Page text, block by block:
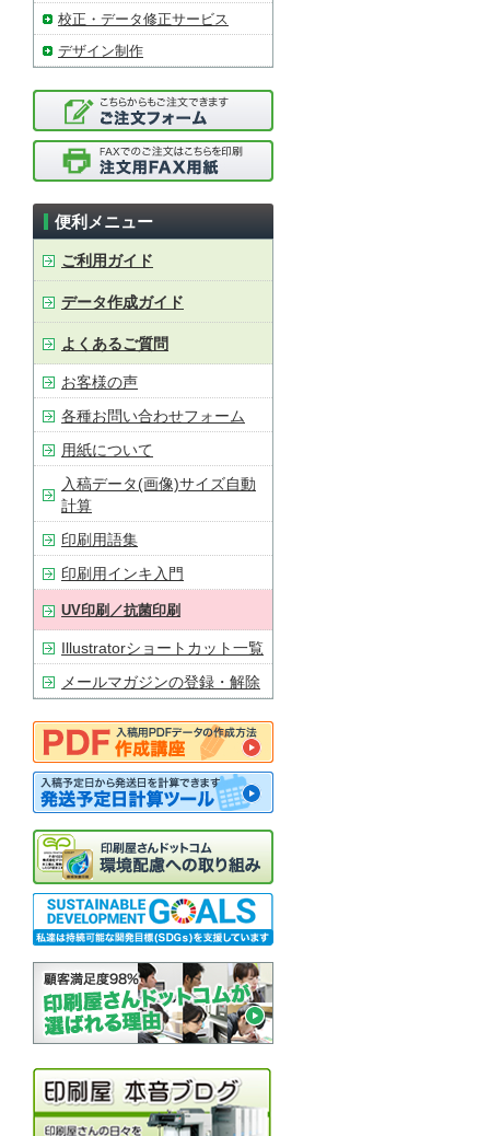
校正・データ修正サービス
デザイン制作
便利メニュー
ご利用ガイド
データ作成ガイド
よくあるご質問
お客様の声
各種お問い合わせフォーム
用紙について
入稿データ(画像)サイズ自動
計算
印刷用語集
印刷用インキ入門
UV印刷／抗菌印刷
Illustratorショートカット一覧
メールマガジンの登録・解除